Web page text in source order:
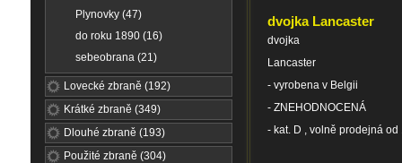
Plynovky (47)
do roku 1890 (16)
sebeobrana (21)
Lovecké zbraně (192)
Krátké zbraně (349)
Dlouhé zbraně (193)
Použité zbraně (304)
dvojka Lancaster
dvojka
Lancaster
- vyrobena v Belgii
- ZNEHODNOCENÁ
- kat. D , volně prodejná